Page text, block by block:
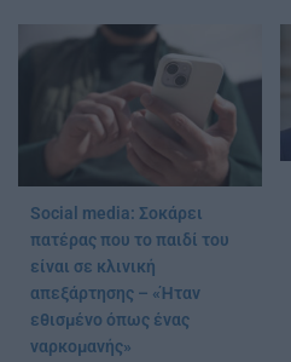
Social media: Σοκάρει
πατέρας που το παιδί του
είναι σε κλινική
απεξάρτησης – «Ήταν
εθισμένο όπως ένας
ναρκομανής»